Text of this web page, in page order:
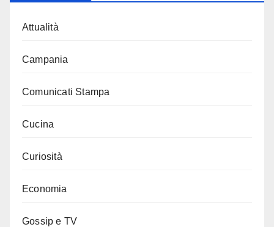
Attualità
Campania
Comunicati Stampa
Cucina
Curiosità
Economia
Gossip e TV